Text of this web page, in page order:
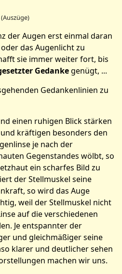
der Augen erst einmal daran
das Augenlicht zu
sie immer weiter fort, bis
Gedankegenügt, ...
Gedankenlinien zu
einen ruhigen Blick stärken
und kräftigen besonders den
je nach der
Gegenstandes wölbt, so
ein scharfes Bild zu
der Stellmuskel seine
so wird das Auge
weil der Stellmuskel nicht
auf die verschiedenen
Je entspannter der
und gleichmäßiger seine
klarer und deutlicher sehen
machen wir uns.